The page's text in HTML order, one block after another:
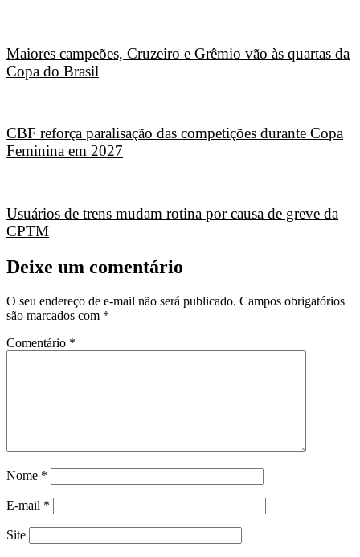
Maiores campeões, Cruzeiro e Grêmio vão às quartas da
Copa do Brasil
CBF reforça paralisação das competições durante Copa
Feminina em 2027
Usuários de trens mudam rotina por causa de greve da
CPTM
Deixe um comentário
O seu endereço de e-mail não será publicado. Campos obrigatórios
são marcados com *
Comentário *
Nome *
E-mail *
Site